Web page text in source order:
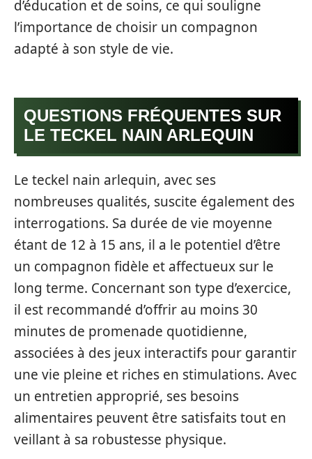
d’éducation et de soins, ce qui souligne
l’importance de choisir un compagnon
adapté à son style de vie.
QUESTIONS FRÉQUENTES SUR
LE TECKEL NAIN ARLEQUIN
Le teckel nain arlequin, avec ses
nombreuses qualités, suscite également des
interrogations. Sa durée de vie moyenne
étant de 12 à 15 ans, il a le potentiel d’être
un compagnon fidèle et affectueux sur le
long terme. Concernant son type d’exercice,
il est recommandé d’offrir au moins 30
minutes de promenade quotidienne,
associées à des jeux interactifs pour garantir
une vie pleine et riches en stimulations. Avec
un entretien approprié, ses besoins
alimentaires peuvent être satisfaits tout en
veillant à sa robustesse physique.